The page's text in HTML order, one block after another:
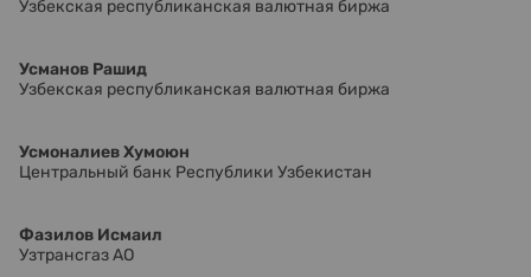
Узбекская республиканская валютная биржа
Усманов Рашид
Узбекская республиканская валютная биржа
Усмоналиев Хумоюн
Центральный банк Республики Узбекистан
Фазилов Исмаил
Узтрансгаз АО